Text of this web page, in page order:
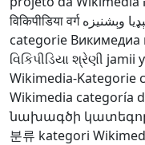
विकिपीडिया वर्ग وېشنيزه
categorie Викимедиа
વિકિપીડિયા શ્રેણી jamii
Wikimedia-Kategorie
Wikimedia categoría
նախագծի
분류 kategori